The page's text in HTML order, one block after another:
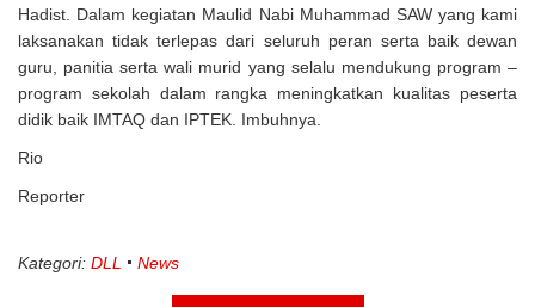
Hadist. Dalam kegiatan Maulid Nabi Muhammad SAW yang kami
laksanakan tidak terlepas dari seluruh peran serta baik dewan
guru, panitia serta wali murid yang selalu mendukung program –
program sekolah dalam rangka meningkatkan kualitas peserta
didik baik IMTAQ dan IPTEK. Imbuhnya.
Rio
Reporter
Kategori: DLL News